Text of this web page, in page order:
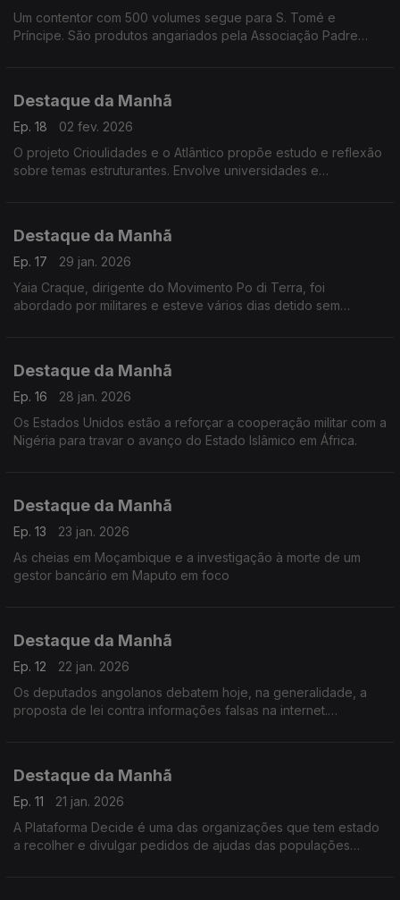
Um contentor com 500 volumes segue para S. Tomé e
Príncipe. São produtos angariados pela Associação Padre
Destaque da Manhã
Ep. 18
02 fev. 2026
O projeto Crioulidades e o Atlântico propõe estudo e reflexão
sobre temas estruturantes. Envolve universidades e
Destaque da Manhã
Ep. 17
29 jan. 2026
Yaia Craque, dirigente do Movimento Po di Terra, foi
abordado por militares e esteve vários dias detido sem
Destaque da Manhã
Ep. 16
28 jan. 2026
Os Estados Unidos estão a reforçar a cooperação militar com a
Nigéria para travar o avanço do Estado Islâmico em África.
Destaque da Manhã
Ep. 13
23 jan. 2026
As cheias em Moçambique e a investigação à morte de um
gestor bancário em Maputo em foco
Destaque da Manhã
Ep. 12
22 jan. 2026
Os deputados angolanos debatem hoje, na generalidade, a
proposta de lei contra informações falsas na internet.
Destaque da Manhã
Ep. 11
21 jan. 2026
A Plataforma Decide é uma das organizações que tem estado
a recolher e divulgar pedidos de ajudas das populações